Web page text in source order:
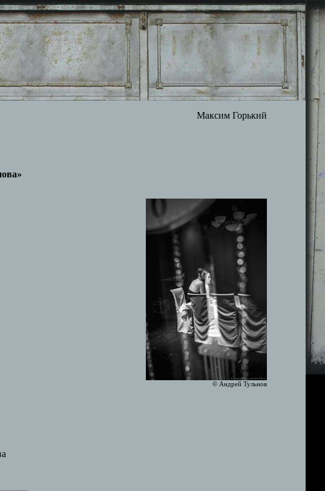
Максим Горький
© Андрей Тульнов